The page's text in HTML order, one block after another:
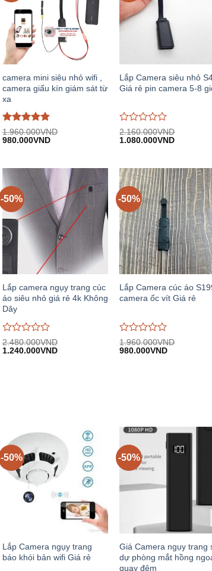
camera mini siêu nhỏ wifi ,
camera giấu kín giám sát từ
xa
Được đánh
giá5trên
1.960.000VND
Giá
980.000VNDGiá
Lắp Camera siêu nhỏ
Giá rẻ pin camera 5-8
Được
đánh
trên
5
2.160.000VND
Giá
1.080.000VNDGiá
-50%
Lắp camera ngụy trang cúc
áo siêu nhỏ giá rẻ 4k Không
Dây
Được
đánh
2.480.000VND
Giá
1.240.000VNDGiá
-50%
Lắp Camera cúc áo
camera ốc vít Giá rẻ
Được
đánh
1.960.000VND
Giá
980.000VNDGiá
-50%
Lắp Camera ngụy trang
báo khói bản wifi Giá rẻ
-50%
Giá Camera ngụy trang
dự phòng mắt hồng
quay đêm